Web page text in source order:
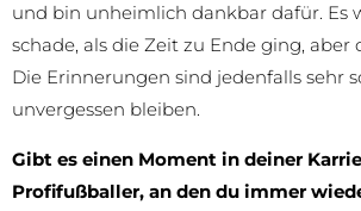
und bin unheimlich dankbar dafür. Es
schade, als die Zeit zu Ende ging, aber
Die Erinnerungen sind jedenfalls sehr
unvergessen bleiben.
Gibt es einen Moment in deiner
Profifußballer, an den du immer